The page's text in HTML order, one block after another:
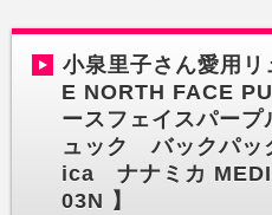
小泉里子さん愛用
E NORTH FACE
ースフェイスパープ
ュック バックパ
ica ナナミカ
03N 】